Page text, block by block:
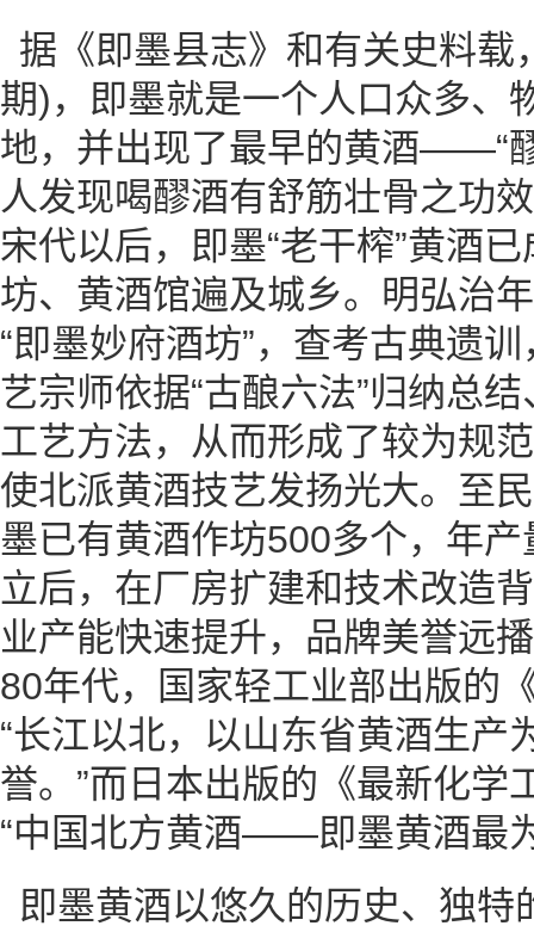
据《即墨县志》和有关史料载
期)，即墨就是一个人口众多、
地，并出现了最早的黄酒——“
人发现喝醪酒有舒筋壮骨之功
宋代以后，即墨“老干榨”黄酒
坊、黄酒馆遍及城乡。明弘治
“即墨妙府酒坊”，查考古典遗
艺宗师依据“古酿六法”归纳总
工艺方法，从而形成了较为规
使北派黄酒技艺发扬光大。至
墨已有黄酒作坊500多个，年
立后，在厂房扩建和技术改造
业产能快速提升，品牌美誉远
80年代，国家轻工业部出版的
“长江以北，以山东省黄酒生产
誉。”而日本出版的《最新化学
“中国北方黄酒——即墨黄酒最
即墨黄酒以悠久的历史、独特